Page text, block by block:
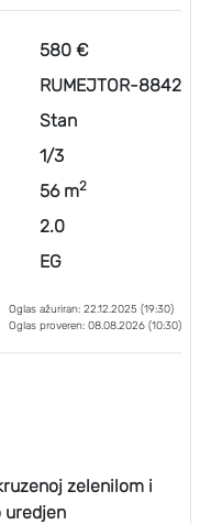
580 €
RUMEJTOR-8842
Stan
1/3
56 m2
2.0
EG
Oglas ažuriran: 22.12.2025 (19:30)
Oglas proveren: 08.08.2026 (10:30)
zelenilom i
uredjen